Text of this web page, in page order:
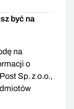
być na
na
o
Sp. z o.o.,